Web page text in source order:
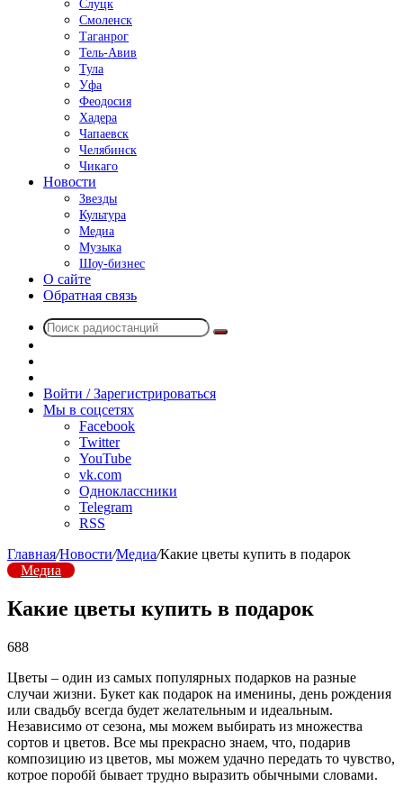
Слуцк
Смоленск
Таганрог
Тель-Авив
Тула
Уфа
Феодосия
Хадера
Чапаевск
Челябинск
Чикаго
Новости
Звезды
Культура
Медиа
Музыка
Шоу-бизнес
О сайте
Обратная связь
Поиск
радио
Войти / Зарегистрироваться
Мы в соцсетях
Facebook
Twitter
YouTube
vk.com
Одноклассники
Telegram
RSS
Главная/Новости/Медиа/Какие цветы купить в подарок
Медиа
Какие цветы купить в подарок
688
Цветы – один из самых популярных подарков на разные
случаи жизни. Букет как подарок на именины, день рождения
или свадьбу всегда будет желательным и идеальным.
Независимо от сезона, мы можем выбирать из множества
сортов и цветов. Все мы прекрасно знаем, что, подарив
композицию из цветов, мы можем удачно передать то чувство,
котрое поробй бывает трудно выразить обычными словами.